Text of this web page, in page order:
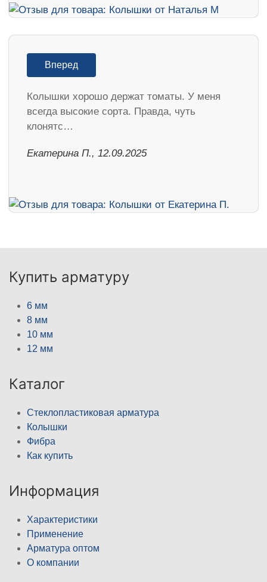
Вперед
Колышки хорошо держат томаты. У меня
всегда высокие сорта. Правда, чуть
клонятс…
Екатерина П., 12.09.2025
Купить арматуру
6 мм
8 мм
10 мм
12 мм
Каталог
Стеклопластиковая арматура
Колышки
Фибра
Как купить
Информация
Характеристики
Применение
Арматура оптом
О компании